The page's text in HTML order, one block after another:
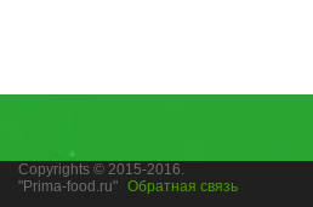
Copyrights © 2015-2016.
"Prima-food.ru" Обратная связь